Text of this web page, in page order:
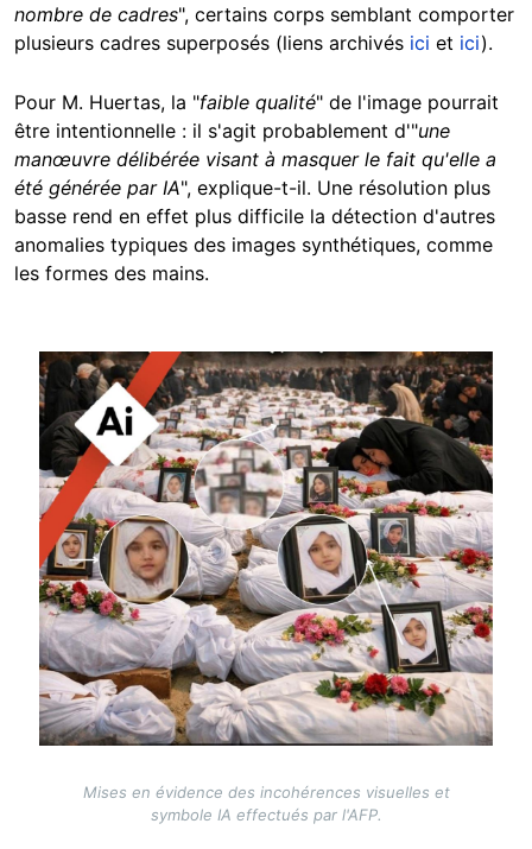
nombre de cadres", certains corps semblant comporter
plusieurs cadres superposés (liens archivés ici et ici).
Pour M. Huertas, la "faible qualité" de l'image pourrait
être intentionnelle : il s'agit probablement d'"une
manœuvre délibérée visant à masquer le fait qu'elle a
été générée par IA", explique-t-il. Une résolution plus
basse rend en effet plus difficile la détection d'autres
anomalies typiques des images synthétiques, comme
les formes des mains.
Image
Mises en évidence des incohérences visuelles et
symbole IA effectués par l'AFP.